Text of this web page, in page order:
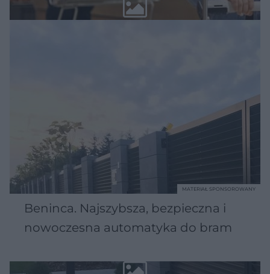
Beninca. Najszybsza, bezpieczna i
nowoczesna automatyka do bram
MATERIAŁ SPONSOROWANY